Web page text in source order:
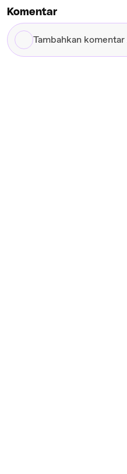
Komentar
Tambahkan
komentar